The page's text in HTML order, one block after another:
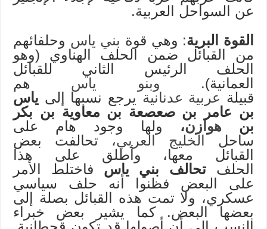
عن السواحل العربية.
القوة البرية: وهي قوة بني ياس وحلفائهم
من القبائل ضمن الحلف الهناوي (وهو
الحلف الرئيس الثاني للقبائل
العمانية). وبنو ياس هم
قبيلة عربية عدنانيةيرجع نسبها إلى ياس
بن عامر بن صعصعة بن معاوية بن بكر
بن
هوازن، ولها وجود هام على
ساحلالخليج العربي، تحالفت بعض
القبائل معها، وأطلق على هذا
الحلف تحالف بني ياس فاختلط الأمر
على البعض فظنوا أنه حلف سياسي
عسكري، ولا تمت هذه القبائل بصلة إلى
بعضها البعض. كما يشير بعض خبراء